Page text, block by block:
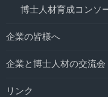
博士人材育成コンソ
企業の皆様へ
企業と博士人材の交流会
リンク